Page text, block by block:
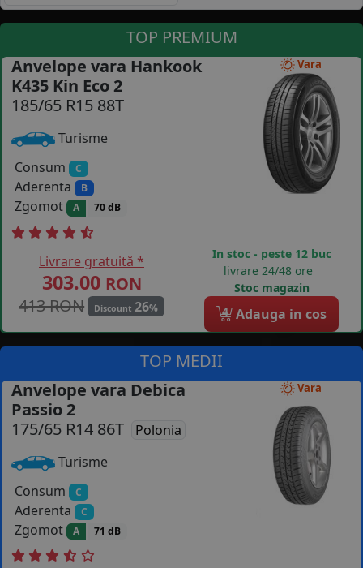
B2B - COLABORARE COMPANII
CONTACT
COS (
TOP PREMIUM
Vara
Anvelope vara Hankook
K435 Kin Eco 2
185/65 R15 88T
Turisme
Consum
C
Aderenta B
Zgomot A 70 dB
Livrare gratuită *
303.00 RON
413 RON
Discount 26%
In stoc - peste 12 buc
livrare 24/48 ore
Stoc magazin
4 Adauga in cos
TOP MEDII
Vara
Anvelope vara Debica
Passio 2
175/65 R14 86T
Polonia
Turisme
Consum
C
Aderenta C
Zgomot A 71 dB